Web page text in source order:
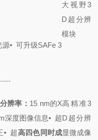
源•可升级SAFe 3
大视野3
D超分辨
模块
辨率： 15 nm的X
深度图像信息• 超
• 超高四色同时成
高精准3
D超分辨
显微成像